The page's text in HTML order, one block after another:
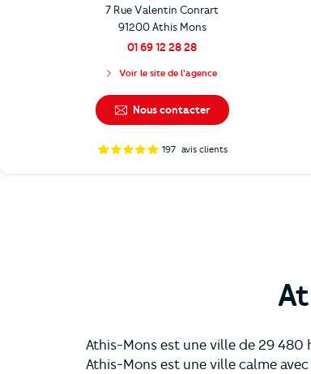
7 Rue Valentin Conrart
91200 Athis Mons
01 69 12 28 28
Voir le site de l'agence
Nous contacter
197 avis clients
Athis-Mons est une ville de 29
Athis-Mons est une ville calme